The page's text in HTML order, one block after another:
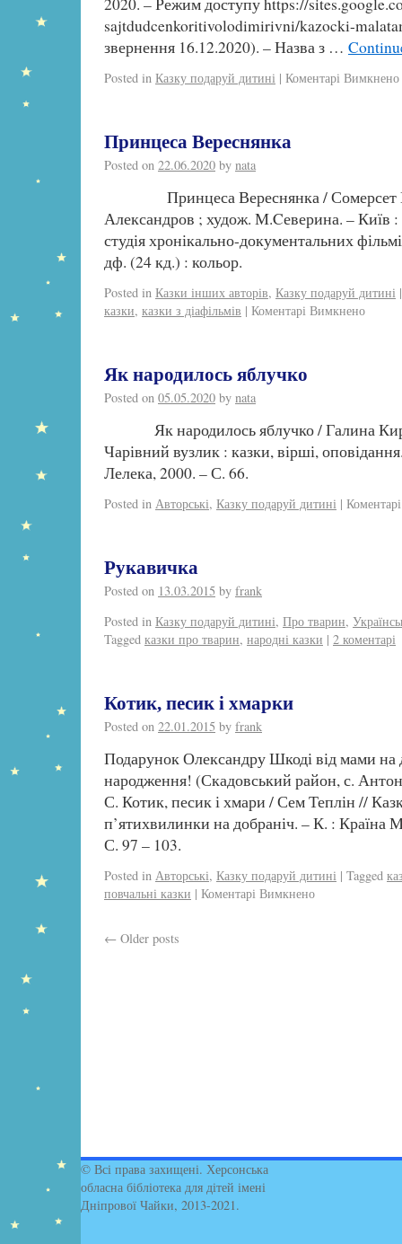
sajtdudcenkoritivolodimirivni/kazocki-
звернення 16.12.2020). – Назва з …
Posted in Казку подаруй дитині | Коментарі Вимкнено
Принцеса Вереснянка
Posted on 22.06.2020 by nata
Принцеса Вереснянка / Сомерсет
Александров ; худож. М.Cеверина. – Київ :
студія хронікально-документальних
дф. (24 кд.) : кольор.
Posted in Казки інших авторів, Казку подаруй дитині |
казки, казки з діафільмів | Коментарі Вимкнено
Як народилось яблучко
Posted on 05.05.2020 by nata
Як народилось яблучко / Галина
Чарівний вузлик : казки, вірші,
Лелека, 2000. – С. 66.
Posted in Авторські, Казку подаруй дитині |
Рукавичка
Posted on 13.03.2015 by frank
Posted in Казку подаруй дитині, Про тварин,
Tagged казки про тварин, народні казки | 2 коментарі
Котик, песик і хмарки
Posted on 22.01.2015 by frank
Подарунок Олександру Шкоді від мами на
народження! (Скадовський район, с.
С. Котик, песик і хмари / Сем Теплін //
п’ятихвилинки на добраніч. – К. : Країна
С. 97 – 103.
Posted in Авторські, Казку подаруй дитині | Tagged
повчальні казки | Коментарі Вимкнено
← Older posts
© Всі права захищені. Херсонська
обласна бібліотека для дітей імені
Дніпрової Чайки, 2013-2021.